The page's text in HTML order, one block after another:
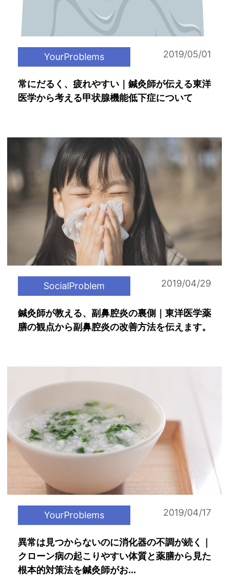
YourProblems 2019/05/01
常にだるく、疲れやすい｜鍼灸師が伝える東洋
医学から考える甲状腺機能低下症について
SocialProblem 2019/04/29
鍼灸師が教える、副鼻腔炎の裏側｜東洋医学薬
膳の観点から副鼻腔炎の改善方法を伝えます。
YourProblems 2019/04/17
異常は見つからないのに消化器の不調が続く｜
クローン病の起こりやすい体質と薬膳から見た
根本的対策法を鍼灸師がお...